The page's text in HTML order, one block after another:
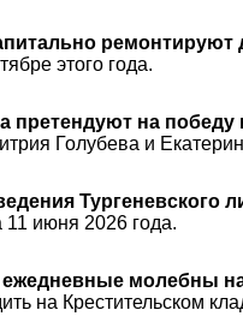
этого года.
претендуют на
Голубева и
Тургеневского
июня 2026 года.
ежедневные молебны
на Крестительском